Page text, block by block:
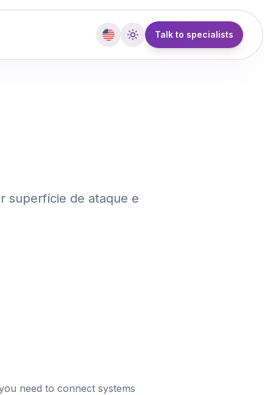
Talk to specialists
superfície de ataque e
need to connect systems